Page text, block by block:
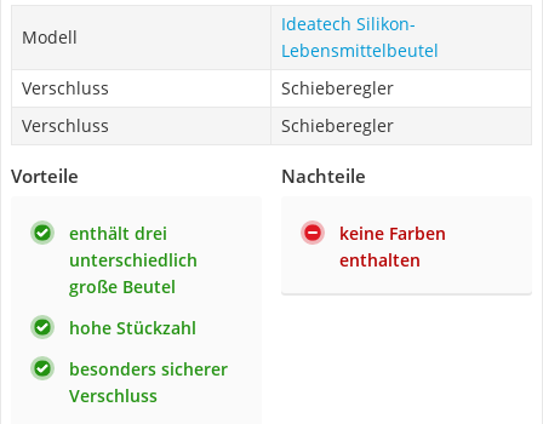
Modell
Ideatech Silikon-
Lebensmittelbeutel
Verschluss
Schieberegler
Verschluss
Schieberegler
Vorteile
enthält drei
unterschiedlich
große Beutel
hohe Stückzahl
besonders sicherer
Verschluss
Nachteile
keine Farben
enthalten